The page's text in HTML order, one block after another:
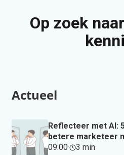
Op zoek
Actueel
Reflecteer met AI:
betere marketeer
09:00· 3 min·